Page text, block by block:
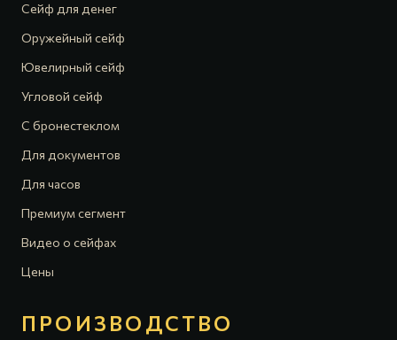
Сейф для денег
Оружейный сейф
Ювелирный сейф
Угловой сейф
С бронестеклом
Для документов
Для часов
Премиум сегмент
Видео о сейфах
Цены
ПРОИЗВОДСТВО